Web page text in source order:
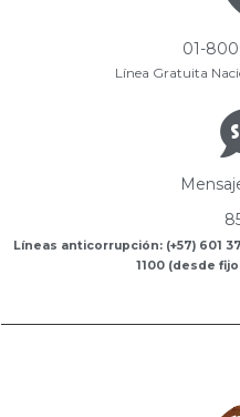
01-
Línea Gratuita
Líneas anticorrupción: (+57) 601
1100 (desde